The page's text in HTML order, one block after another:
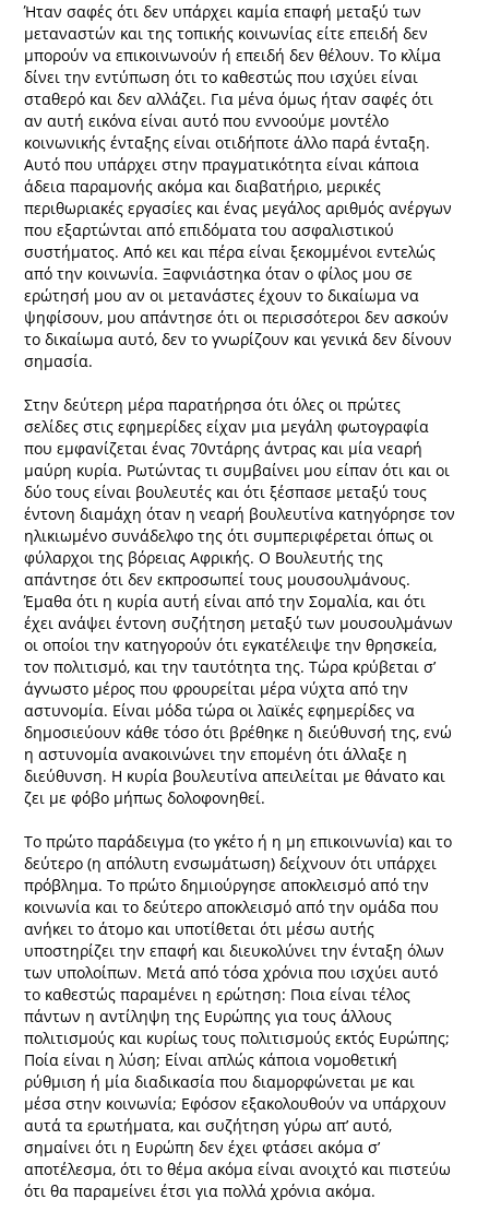
Ήταν σαφές ότι δεν υπάρχει καμία επαφή μεταξύ των
μεταναστών και της τοπικής κοινωνίας είτε επειδή δεν
μπορούν να επικοινωνούν ή επειδή δεν θέλουν. Το κλίμα
δίνει την εντύπωση ότι το καθεστώς που ισχύει είναι
σταθερό και δεν αλλάζει. Για μένα όμως ήταν σαφές ότι
αν αυτή εικόνα είναι αυτό που εννοούμε μοντέλο
κοινωνικής ένταξης είναι οτιδήποτε άλλο παρά ένταξη.
Αυτό που υπάρχει στην πραγματικότητα είναι κάποια
άδεια παραμονής ακόμα και διαβατήριο, μερικές
περιθωριακές εργασίες και ένας μεγάλος αριθμός ανέργων
που εξαρτώνται από επιδόματα του ασφαλιστικού
συστήματος. Από κει και πέρα είναι ξεκομμένοι εντελώς
από την κοινωνία. Ξαφνιάστηκα όταν ο φίλος μου σε
ερώτησή μου αν οι μετανάστες έχουν το δικαίωμα να
ψηφίσουν, μου απάντησε ότι οι περισσότεροι δεν ασκούν
το δικαίωμα αυτό, δεν το γνωρίζουν και γενικά δεν δίνουν
σημασία.
Στην δεύτερη μέρα παρατήρησα ότι όλες οι πρώτες
σελίδες στις εφημερίδες είχαν μια μεγάλη φωτογραφία
που εμφανίζεται ένας 70ντάρης άντρας και μία νεαρή
μαύρη κυρία. Ρωτώντας τι συμβαίνει μου είπαν ότι και οι
δύο τους είναι βουλευτές και ότι ξέσπασε μεταξύ τους
έντονη διαμάχη όταν η νεαρή βουλευτίνα κατηγόρησε τον
ηλικιωμένο συνάδελφο της ότι συμπεριφέρεται όπως οι
φύλαρχοι της βόρειας Αφρικής. Ο Βουλευτής της
απάντησε ότι δεν εκπροσωπεί τους μουσουλμάνους.
Έμαθα ότι η κυρία αυτή είναι από την Σομαλία, και ότι
έχει ανάψει έντονη συζήτηση μεταξύ των μουσουλμάνων
οι οποίοι την κατηγορούν ότι εγκατέλειψε την θρησκεία,
τον πολιτισμό, και την ταυτότητα της. Τώρα κρύβεται σ’
άγνωστο μέρος που φρουρείται μέρα νύχτα από την
αστυνομία. Είναι μόδα τώρα οι λαϊκές εφημερίδες να
δημοσιεύουν κάθε τόσο ότι βρέθηκε η διεύθυνσή της, ενώ
η αστυνομία ανακοινώνει την επομένη ότι άλλαξε η
διεύθυνση. Η κυρία βουλευτίνα απειλείται με θάνατο και
ζει με φόβο μήπως δολοφονηθεί.
Το πρώτο παράδειγμα (το γκέτο ή η μη επικοινωνία) και το
δεύτερο (η απόλυτη ενσωμάτωση) δείχνουν ότι υπάρχει
πρόβλημα. Το πρώτο δημιούργησε αποκλεισμό από την
κοινωνία και το δεύτερο αποκλεισμό από την ομάδα που
ανήκει το άτομο και υποτίθεται ότι μέσω αυτής
υποστηρίζει την επαφή και διευκολύνει την ένταξη όλων
των υπολοίπων. Μετά από τόσα χρόνια που ισχύει αυτό
το καθεστώς παραμένει η ερώτηση: Ποια είναι τέλος
πάντων η αντίληψη της Ευρώπης για τους άλλους
πολιτισμούς και κυρίως τους πολιτισμούς εκτός Ευρώπης;
Ποία είναι η λύση; Είναι απλώς κάποια νομοθετική
ρύθμιση ή μία διαδικασία που διαμορφώνεται με και
μέσα στην κοινωνία; Εφόσον εξακολουθούν να υπάρχουν
αυτά τα ερωτήματα, και συζήτηση γύρω απ’ αυτό,
σημαίνει ότι η Ευρώπη δεν έχει φτάσει ακόμα σ’
αποτέλεσμα, ότι το θέμα ακόμα είναι ανοιχτό και πιστεύω
ότι θα παραμείνει έτσι για πολλά χρόνια ακόμα.